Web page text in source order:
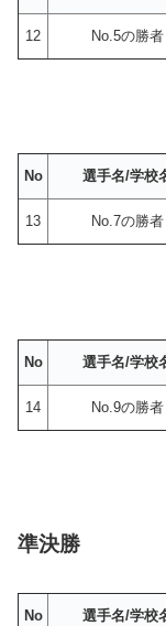
12 No.5の勝者
No 選手名/学校
13 No.7の勝者
No 選手名/学校
14 No.9の勝者
準決勝
No 選手名/学校